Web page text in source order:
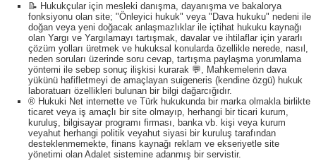
📝 Hukukçular için mesleki danışma, dayanışma ve bakalorya
fonksiyonu olan site; "Önleyici hukuk" veya "Dava hukuku" nedeni ile
doğan veya yeni doğacak anlaşmazlıklar ile içtihat hukuku kaynağı
olan Yargı ve Yargılamayı tartışmak, davalar ve ihtilaflar için yararlı
çözüm yolları üretmek ve hukuksal konularda özellikle nerede, nasıl,
neden soruları üzerinde soru cevap, tartışma paylaşma yorumlama
yöntemi ile sebep sonuç ilişkisi kurarak 💬, Mahkemelerin dava
yükünü hafifletmeyi de amaçlayan suigeneris (kendine özgü) hukuk
laboratuarı özellikleri bulunan bir bilgi dağarcığıdır.
® Hukuki Net internette ve Türk hukukunda bir marka olmakla birlikte
ticaret veya iş amaçlı bir site olmayıp, herhangi bir ticari kurum,
kuruluş, bilgisayar programı firması, banka vb. kişi veya kurum
veyahut herhangi politik veyahut siyasi bir kuruluş tarafından
desteklenmemekte, finans kaynağı reklam ve ekseriyetle site
yönetimi olan Adalet sistemine adanmış bir servistir.